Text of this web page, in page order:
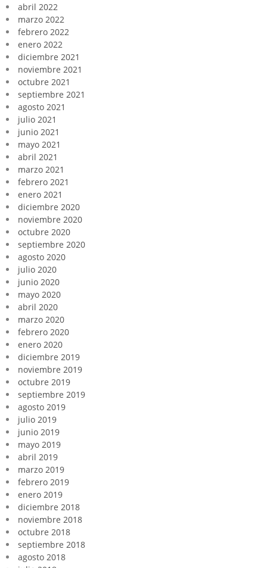
abril 2022
marzo 2022
febrero 2022
enero 2022
diciembre 2021
noviembre 2021
octubre 2021
septiembre 2021
agosto 2021
julio 2021
junio 2021
mayo 2021
abril 2021
marzo 2021
febrero 2021
enero 2021
diciembre 2020
noviembre 2020
octubre 2020
septiembre 2020
agosto 2020
julio 2020
junio 2020
mayo 2020
abril 2020
marzo 2020
febrero 2020
enero 2020
diciembre 2019
noviembre 2019
octubre 2019
septiembre 2019
agosto 2019
julio 2019
junio 2019
mayo 2019
abril 2019
marzo 2019
febrero 2019
enero 2019
diciembre 2018
noviembre 2018
octubre 2018
septiembre 2018
agosto 2018